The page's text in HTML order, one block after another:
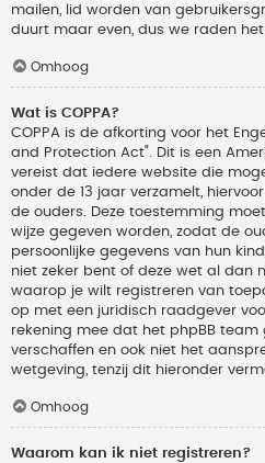
mailen, lid worden van
duurt maar even, dus we raden
Omhoog
Wat is COPPA?
COPPA is de afkorting voor het
and Protection Act". Dit is een
vereist dat iedere website die
onder de 13 jaar verzamelt,
de ouders. Deze toestemming
wijze gegeven worden, zodat de
persoonlijke gegevens van hun
niet zeker bent of deze wet al dan
waarop je wilt registreren van
op met een juridisch raadgever
rekening mee dat het phpBB
verschaffen en ook niet het
wetgeving, tenzij dit hieronder
Omhoog
Waarom kan ik niet registreren?